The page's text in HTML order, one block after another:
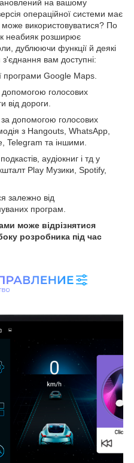
на вашому
операційної системи має
використовуватися? По
неабияк розширює
дублюючи функції й деякі
вам доступні:
програми Google Maps.
допомогою голосових
від дороги.
допомогою голосових
з Hangouts, WhatsApp,
Telegram та іншими.
аудіокниг і тд у
Play Музики, Spotify,
залежно від
програм.
може відрізнятися
розробника під час